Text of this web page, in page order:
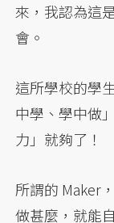
來，我認為這
會。
這所學校的學
中學、學中做
力」就夠了！
所謂的 Maker
做甚麼，就能